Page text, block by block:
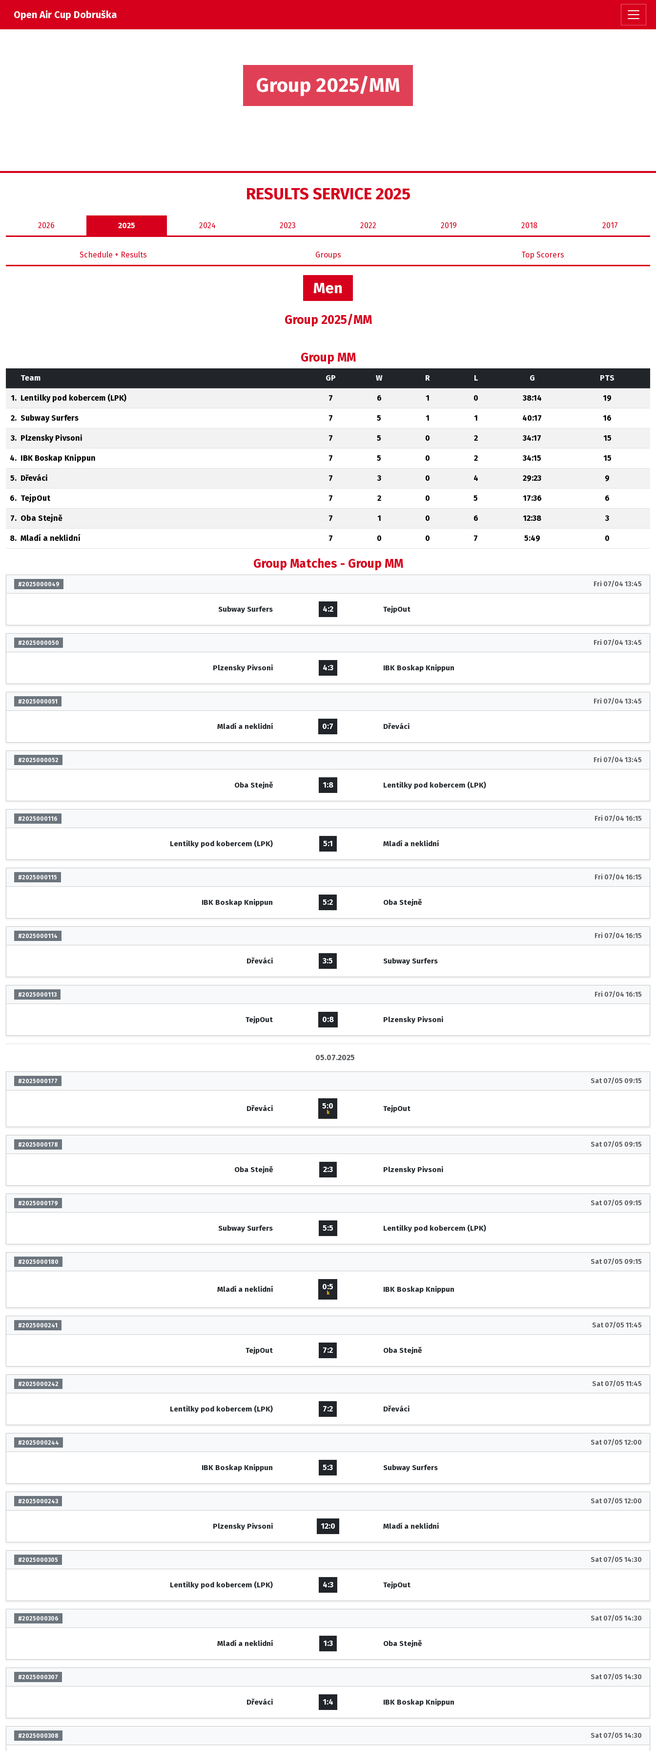
Open Air Cup Dobruška
Group 2025/MM
RESULTS SERVICE 2025
2026 2025 2024 2023 2022 2019 2018 2017
Schedule + Results Groups Top Scorers
Men
Group 2025/MM
Group MM
Team GP W R L G PTS
1. Lentilky pod kobercem (LPK) 7 6 1 0 38:14 19
2. Subway Surfers 7 5 1 1 40:17 16
3. Plzensky Pivsoni 7 5 0 2 34:17 15
4. IBK Boskap Knippun 7 5 0 2 34:15 15
5. Dřeváci 7 3 0 4 29:23 9
6. TejpOut 7 2 0 5 17:36 6
7. Oba Stejně 7 1 0 6 12:38 3
8. Mladí a neklidní 7 0 0 7 5:49 0
Group Matches - Group MM
#2025000049 Fri 07/04 13:45
Subway Surfers 4:2 TejpOut
#2025000050 Fri 07/04 13:45
Plzensky Pivsoni 4:3 IBK Boskap Knippun
#2025000051 Fri 07/04 13:45
Mladí a neklidní 0:7 Dřeváci
#2025000052 Fri 07/04 13:45
Oba Stejně 1:8 Lentilky pod kobercem (LPK)
#2025000116 Fri 07/04 16:15
Lentilky pod kobercem (LPK) 5:1 Mladí a neklidní
#2025000115 Fri 07/04 16:15
IBK Boskap Knippun 5:2 Oba Stejně
#2025000114 Fri 07/04 16:15
Dřeváci 3:5 Subway Surfers
#2025000113 Fri 07/04 16:15
TejpOut 0:8 Plzensky Pivsoni
05.07.2025
#2025000177 Sat 07/05 09:15
Dřeváci 5:0
k TejpOut
#2025000178 Sat 07/05 09:15
Oba Stejně 2:3 Plzensky Pivsoni
#2025000179 Sat 07/05 09:15
Subway Surfers 5:5 Lentilky pod kobercem (LPK)
#2025000180 Sat 07/05 09:15
Mladí a neklidní 0:5
k IBK Boskap Knippun
#2025000241 Sat 07/05 11:45
TejpOut 7:2 Oba Stejně
#2025000242 Sat 07/05 11:45
Lentilky pod kobercem (LPK) 7:2 Dřeváci
#2025000244 Sat 07/05 12:00
IBK Boskap Knippun 5:3 Subway Surfers
#2025000243 Sat 07/05 12:00
Plzensky Pivsoni 12:0 Mladí a neklidní
#2025000305 Sat 07/05 14:30
Lentilky pod kobercem (LPK) 4:3 TejpOut
#2025000306 Sat 07/05 14:30
Mladí a neklidní 1:3 Oba Stejně
#2025000307 Sat 07/05 14:30
Dřeváci 1:4 IBK Boskap Knippun
#2025000308 Sat 07/05 14:30